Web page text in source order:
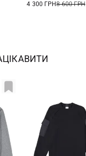
4 300 ГРН8 600 ГРН